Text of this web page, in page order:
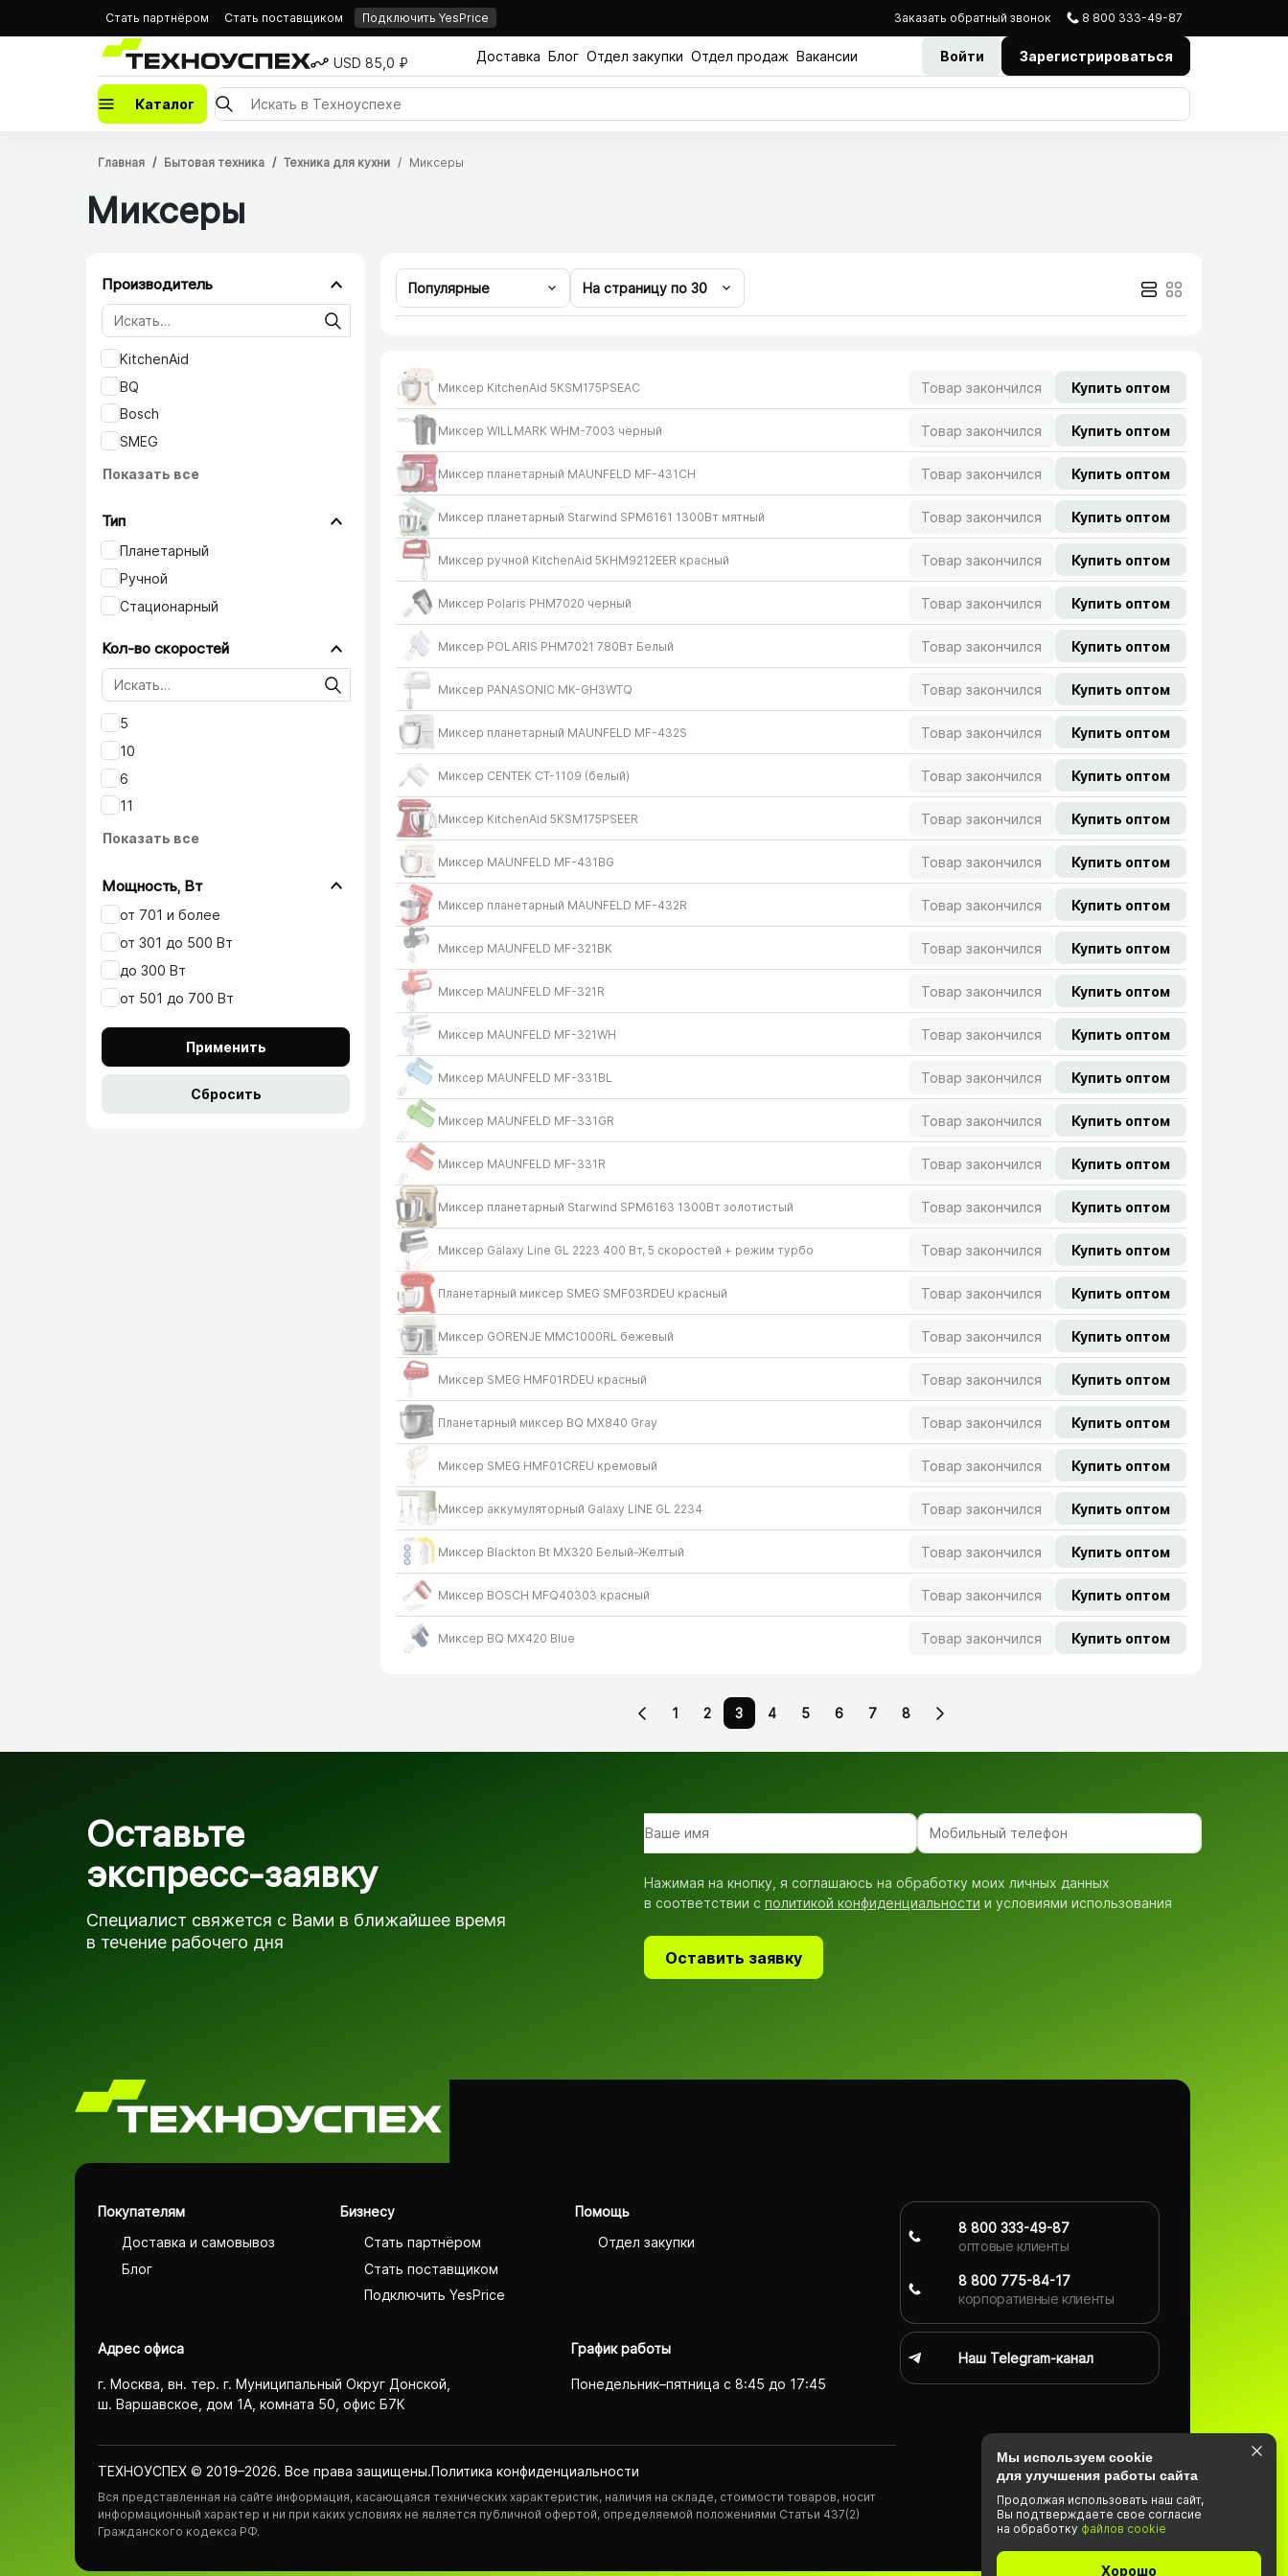
Стать партнёром Стать поставщиком Подключить YesPrice Заказать обратный звонок 8 800 333-49-87
USD 85,0 ₽ Доставка Блог Отдел закупки Отдел продаж Вакансии Войти Зарегистрироваться
Каталог
Главная Бытовая техника Техника для кухни Миксеры
Миксеры
Производитель
KitchenAid
BQ
Bosch
SMEG
Показать все
Тип
Планетарный
Ручной
Стационарный
Кол-во скоростей
5
10
6
11
Показать все
Мощность, Вт
от 701 и более
от 301 до 500 Вт
до 300 Вт
от 501 до 700 Вт
Популярные На страницу по 30
Миксер KitchenAid 5KSM175PSEAC Товар закончился Купить оптом
Миксер WILLMARK WHM-7003 чёрный Товар закончился Купить оптом
Миксер планетарный MAUNFELD MF-431CH Товар закончился Купить оптом
Миксер планетарный Starwind SPM6161 1300Вт мятный Товар закончился Купить оптом
Миксер ручной KitchenAid 5KHM9212EER красный Товар закончился Купить оптом
Миксер Polaris PHM7020 черный Товар закончился Купить оптом
Миксер POLARIS PHM7021 780Вт Белый Товар закончился Купить оптом
Миксер PANASONIC MK-GH3WTQ Товар закончился Купить оптом
Миксер планетарный MAUNFELD MF-432S Товар закончился Купить оптом
Миксер CENTEK CT-1109 (белый) Товар закончился Купить оптом
Миксер KitchenAid 5KSM175PSEER Товар закончился Купить оптом
Миксер MAUNFELD MF-431BG Товар закончился Купить оптом
Миксер планетарный MAUNFELD MF-432R Товар закончился Купить оптом
Миксер MAUNFELD MF-321BK Товар закончился Купить оптом
Миксер MAUNFELD MF-321R Товар закончился Купить оптом
Миксер MAUNFELD MF-321WH Товар закончился Купить оптом
Миксер MAUNFELD MF-331BL Товар закончился Купить оптом
Миксер MAUNFELD MF-331GR Товар закончился Купить оптом
Миксер MAUNFELD MF-331R Товар закончился Купить оптом
Миксер планетарный Starwind SPM6163 1300Вт золотистый Товар закончился Купить оптом
Миксер Galaxy Line GL 2223 400 Вт, 5 скоростей + режим турбо Товар закончился Купить оптом
Планетарный миксер SMEG SMF03RDEU красный Товар закончился Купить оптом
Миксер GORENJE MMC1000RL бежевый Товар закончился Купить оптом
Миксер SMEG HMF01RDEU красный Товар закончился Купить оптом
Планетарный миксер BQ MX840 Gray Товар закончился Купить оптом
Миксер SMEG HMF01CREU кремовый Товар закончился Купить оптом
Миксер аккумуляторный Galaxy LINE GL 2234 Товар закончился Купить оптом
Миксер Blackton Bt MX320 Белый-Желтый Товар закончился Купить оптом
Миксер BOSCH MFQ40303 красный Товар закончился Купить оптом
Миксер BQ MX420 Blue Товар закончился Купить оптом
1 2 3 4 5 6 7 8
Оставьте
экспресс-заявку
Специалист свяжется с Вами в ближайшее время
в течение рабочего дня
Нажимая на кнопку, я соглашаюсь на обработку моих личных данных
в соответствии с политикой конфиденциальности и условиями использования
Оставить заявку
Покупателям
Доставка и самовывоз
Блог
Бизнесу
Стать партнёром
Стать поставщиком
Подключить YesPrice
Помощь
Отдел закупки
Адрес офиса
г. Москва, вн. тер. г. Муниципальный Округ Донской,
ш. Варшавское, дом 1А, комната 50, офис Б7К
График работы
Понедельник–пятница с 8:45 до 17:45
ТЕХНОУСПЕХ © 2019–2026. Все права защищены.Политика конфиденциаль­ности
Вся представленная на сайте информация, касающаяся технических характеристик, наличия на складе, стоимости товаров, носит
информационный характер и ни при каких условиях не является публичной офертой, определяемой положениями Статьи 437(2)
Гражданского кодекса РФ.
8 800 333-49-87
оптовые клиенты
8 800 775-84-17
корпоративные клиенты
Наш Telegram-канал
Мы используем cookie
для улучшения работы сайта
Продолжая использовать наш cайт,
Вы подтвержда­ете свое согласие
на обработку файлов cookie
Хорошо